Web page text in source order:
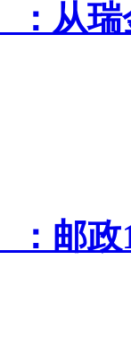
：从
：邮政